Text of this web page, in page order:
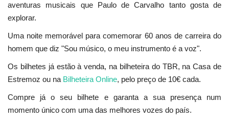
aventuras musicais que Paulo de Carvalho tanto gosta de
explorar.
Uma noite memorável para comemorar 60 anos de carreira do
homem que diz "Sou músico, o meu instrumento é a voz".
Os bilhetes já estão à venda, na bilheteira do TBR, na Casa de
Estremoz ou na Bilheteira Online, pelo preço de 10€ cada.
Compre já o seu bilhete e garanta a sua presença num
momento único com uma das melhores vozes do país.